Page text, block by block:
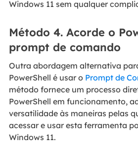
Windows 11 sem qualquer
Método 4. Acorde o
prompt de comando
Outra abordagem alternativa
PowerShell é usar o Prompt de
método fornece um processo
PowerShell em funcionamento,
versatilidade às maneiras pelas
acessar e usar esta ferramenta
Windows 11.